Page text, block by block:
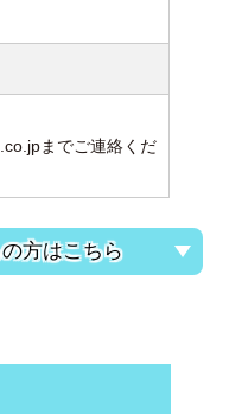
までご連絡くだ
方はこちら